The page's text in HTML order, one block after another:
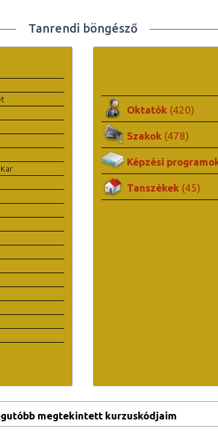
Tanrendi böngésző
Oktatók (420)
Szakok (478)
Képzési
Tanszékek (45)
megtekintett kurzuskódjaim